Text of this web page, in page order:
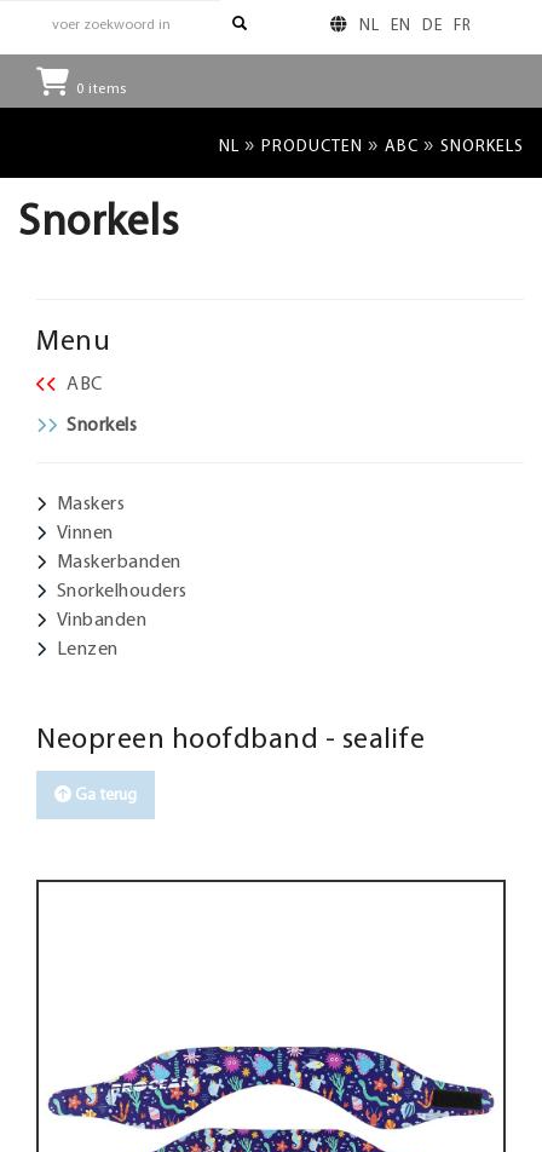
NL EN DE FR
0 items
NL » PRODUCTEN » ABC » SNORKELS
Snorkels
Menu
ABC
Snorkels
Maskers
Vinnen
Maskerbanden
Snorkelhouders
Vinbanden
Lenzen
Neopreen hoofdband - sealife
Ga terug